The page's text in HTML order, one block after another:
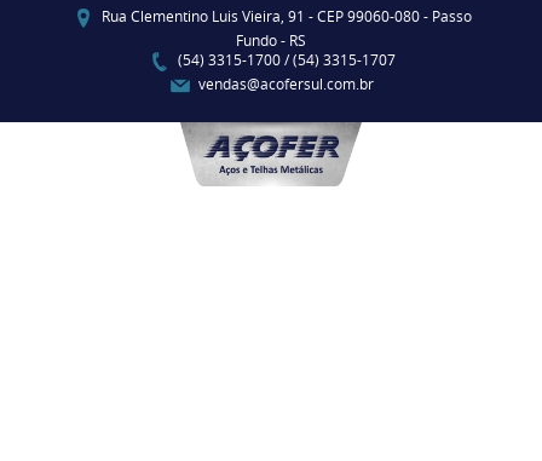
Rua Clementino Luis Vieira, 91 - CEP 99060-080 - Passo
Fundo - RS
(54) 3315-1700 / (54) 3315-1707
vendas@acofersul.com.br